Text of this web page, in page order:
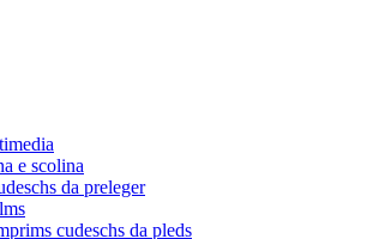
e scolina
da preleger
cudeschs da pleds